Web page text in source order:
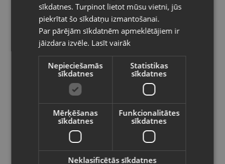
239.00€
€ /mēn.
Zelta kulons
Pasūtījumi tiks piegādāti uz
izvēlēto valsti
Vietnes saturs būs attēlots izvēlētajā
valodā
Valsts
Latviešu / Latvian
sīkdatnes. Turpinot lietot mūsu vietni, jūs
piekrītat šo sīkdatņu izmantošanai.
Par pārējām sīkdatnēm apmeklētājiem ir
jāizdara izvēle. Lasīt vairāk
Nepieciešamās
sīkdatnes
Statistikas
sīkdatnes
Mērķēšanas
sīkdatnes
Funkcionalitātes
sīkdatnes
Neklasificētās sīkdatnes